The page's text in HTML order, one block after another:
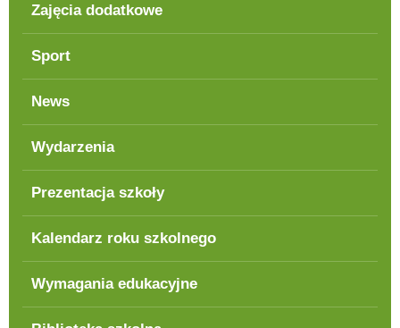
Zajęcia dodatkowe
Sport
News
Wydarzenia
Prezentacja szkoły
Kalendarz roku szkolnego
Wymagania edukacyjne